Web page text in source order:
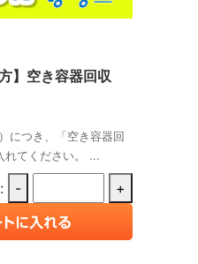
】空き容器回収
つき、「空き容器回
れてください。 ...
- +